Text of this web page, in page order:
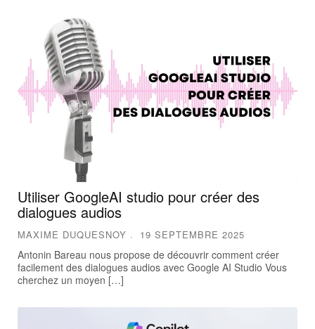
Utiliser GoogleAI studio pour créer des
dialogues audios
MAXIME DUQUESNOY 19 SEPTEMBRE 2025
Antonin Bareau nous propose de découvrir comment créer
facilement des dialogues audios avec Google AI Studio Vous
cherchez un moyen […]